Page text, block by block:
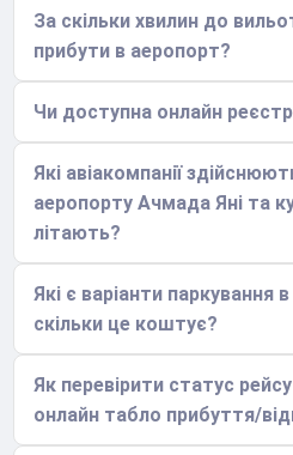
За скільки хвилин до
прибути в аеропорт?
Чи доступна онлайн
Які авіакомпанії
аеропорту Ачмада Яні та
літають?
Які є варіанти паркування
скільки це коштує?
Як перевірити статус
онлайн табло прибуття/